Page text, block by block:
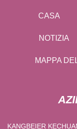
CASA
NOTIZIA
MAPPA
KANGBEIER KECHUANG